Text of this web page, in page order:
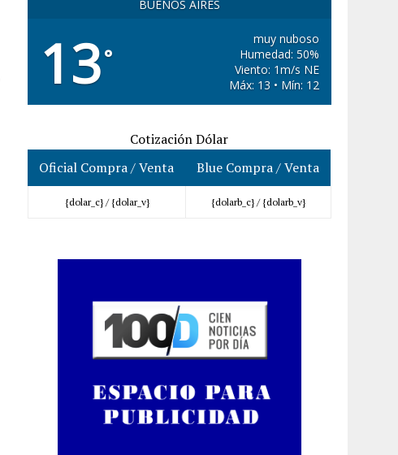
BUENOS AIRES
13°
muy nuboso
Humedad: 50%
Viento: 1m/s NE
Máx: 13 • Mín: 12
Cotización Dólar
Oficial Compra / Venta
Blue Compra / Venta
{dolar_c} / {dolar_v} {dolarb_c} / {dolarb_v}